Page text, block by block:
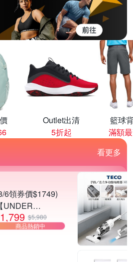
Outlet出清
5折起
籃球
滿額
看更多
6領券價$1749)
【UNDER
】UA
SERIES 7
1,799 $5,980
商品熱銷中